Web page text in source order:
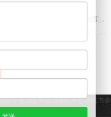
B2B外贸跨境独立站商城
B2B外贸跨境独立站商城支持全国10几种语言和10几种跨境支付，多语言间自动翻译。
统开发承德市商城系统开发承德市企